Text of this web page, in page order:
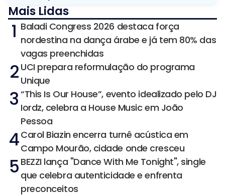
Mais Lidas
1 Baladi Congress 2026 destaca força
nordestina na dança árabe e já tem 80% das
vagas preenchidas
2 UCI prepara reformulação do programa
Unique
3 “This Is Our House”, evento idealizado pelo DJ
Iordz, celebra a House Music em João
Pessoa
4Carol Biazin encerra turnê acústica em
Campo Mourão, cidade onde cresceu
5 BEZZI lança "Dance With Me Tonight", single
que celebra autenticidade e enfrenta
preconceitos